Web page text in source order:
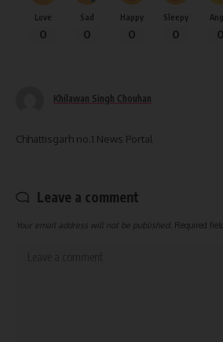
Love
0
Sad
0
Happy
0
Sleepy
0 0
Khilawan Singh Chouhan
Chhattisgarh no.1 News Portal
Leave a comment
Your email address will not be published. Required